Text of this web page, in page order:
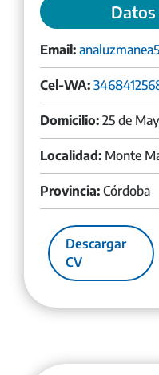
Email:
Cel-WA:
Domicilio: 25 de
Localidad: Monte
Provincia: Córdoba
Descargar
CV